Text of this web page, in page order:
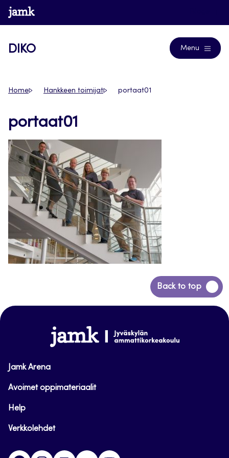
Siirry
suoraan
www.jamk.fi
DIKO Menu
Home Hankkeen toimijat portaat01
portaat01
Back to top
Siirry
takaisin
www.jamk.fi
Jamk Arena
Avoimet oppimateriaalit
Help
Verkkolehdet
FacebookInstagramLinkedinTwitter